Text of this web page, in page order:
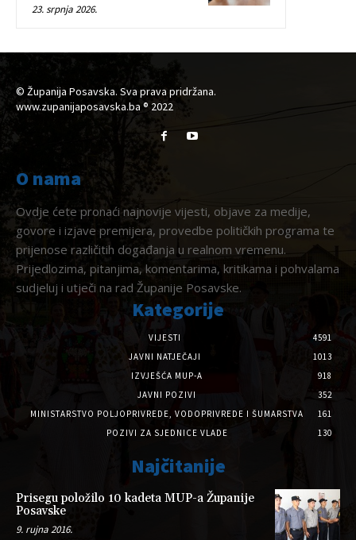
23. srpnja 2026.
© Županija Posavska. Sva prava pridržana.
www.zupanijaposavska.ba ® 2022
O nama
Ovdje ćete pronaći najnovije vijesti, objave za medije,
govore i izjave premijera, provedbe političkih programa te
prijenose različitih događanja u realnom vremenu.
Prijedlozima, pitanjima, komentarima, kritikama i pohvalama
sudjeluj i utječi na rad Županije Posavske.
Kategorije
VIJESTI
4591
JAVNI NATJEČAJI
1013
IZVJEŠĆA MUP-A
918
JAVNI POZIVI
352
MINISTARSTVO POLJOPRIVREDE, VODOPRIVREDE I ŠUMARSTVA
161
POZIVI ZA SJEDNICE VLADE
130
Najčitanije
Prisegu položilo 10 kadeta MUP-a Županije
Posavske
9. rujna 2016.